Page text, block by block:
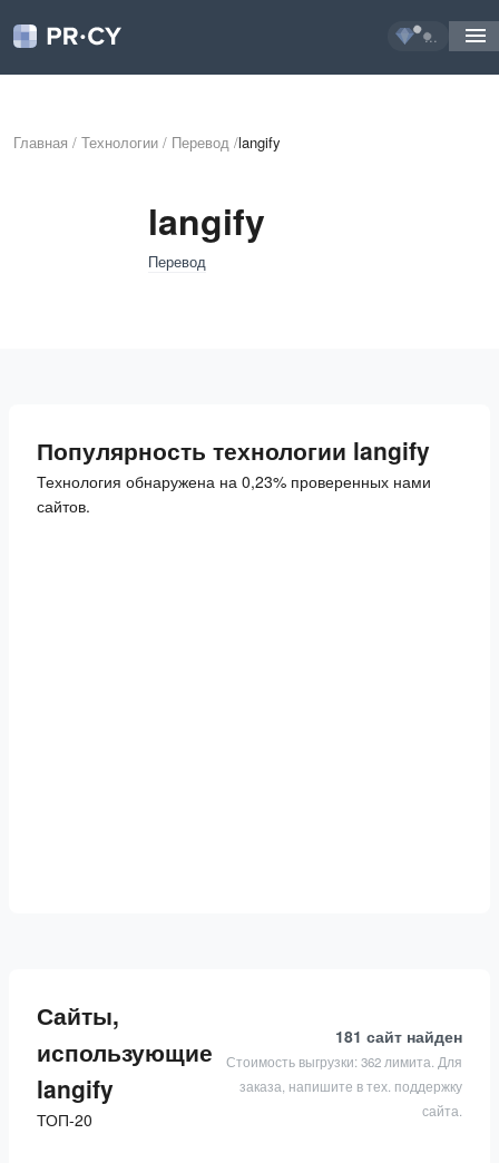
...
Главная / Технологии / Перевод /langify
langify
Перевод
Популярность технологии langify
Технология обнаружена на 0,23% проверенных нами
сайтов.
Сайты,
использующие
langify
ТОП-20
181 сайт найден
Стоимость выгрузки: 362 лимита. Для
заказа, напишите в тех. поддержку
сайта.